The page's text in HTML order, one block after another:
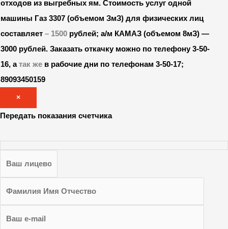
отходов из выгребных ям. Стоимость услуг одной
машины Газ 3307 (объемом ЗмЗ) для физических лиц
составляет– 1500 рублей; а/м КАМАЗ (объемом 8мЗ) —
3000 рублей.Заказать откачку можно по телефону 3-50-
16, атак же в рабочие дни по телефонам 3-50-17;
89093450159
×
Передать показания счетчика